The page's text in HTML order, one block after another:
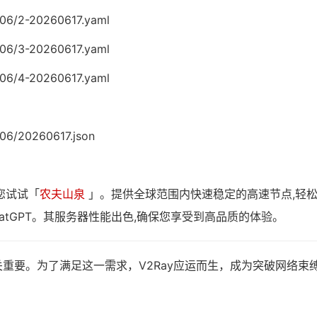
2-20260617.yaml
3-20260617.yaml
4-20260617.yaml
20260617.json
试试「 农夫山泉 」。提供全球范围内快速稳定的高速节点,轻
。其服务器性能出色,确保您享受到高品质的体验。
要。为了满足这一需求，V2Ray应运而生，成为突破网络束